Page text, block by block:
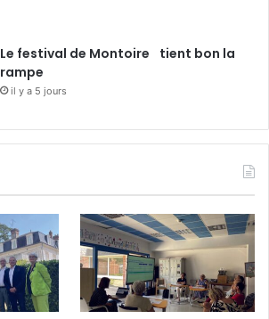
Le festival de Montoire tient bon la
rampe
il y a 5 jours